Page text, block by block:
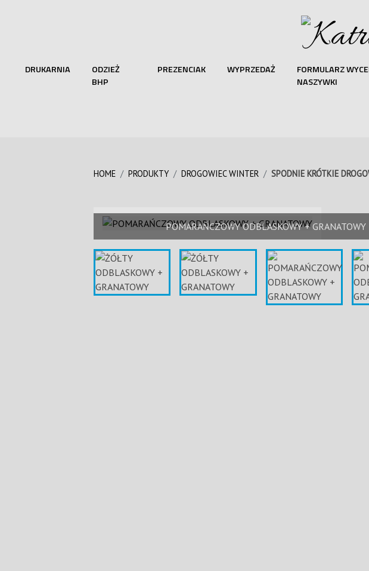
DRUKARNIA
ODZIEŻ
BHP
PREZENCIAK WYPRZEDAŻ
FORMULARZ
NASZYWKI
HOME PRODUKTY DROGOWIEC WINTER SPODNIE KRÓTKIE
POMARAŃCZOWY ODBLASKOWY + GRANATOWY